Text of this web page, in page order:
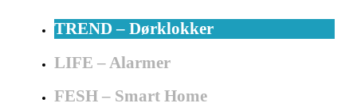
TREND – Dørklokker
LIFE – Alarmer
FESH – Smart Home